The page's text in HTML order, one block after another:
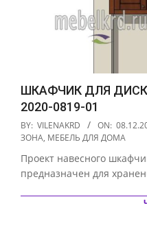
ШКАФЧИК ДЛЯ
2020-0819-01
2020-
12-
BY: VILENAKRD ON:
ЗОНА, МЕБЕЛЬ ДЛЯ ДОМА
Проект навесного
предназначен для